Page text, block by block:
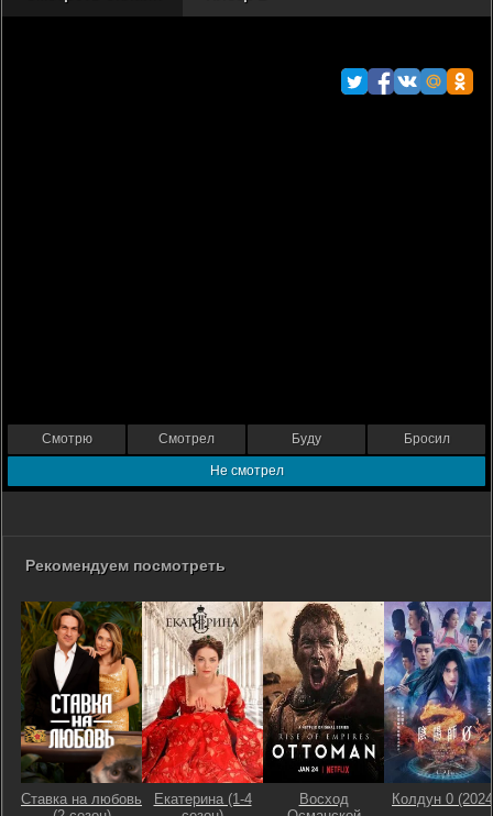
Смотрю Смотрел Буду Бросил
Не смотрел
Рекомендуем посмотреть
Ставка на любовь
Екатерина (1-4
Восход
Колдун 0